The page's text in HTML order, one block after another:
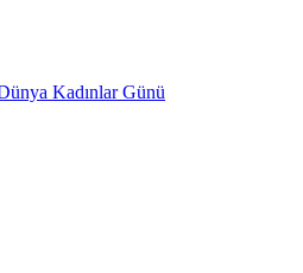
Kadınlar Günü